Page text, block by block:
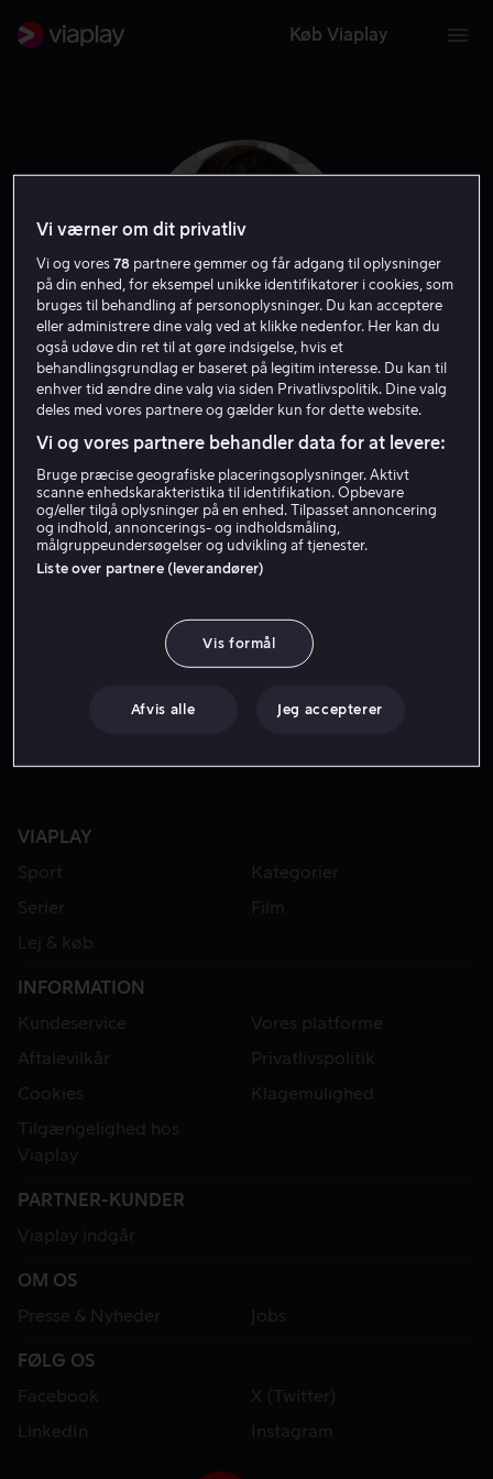
Køb Viaplay
Max Deacon
Skuespiller
VIAPLAY
Sport
Kategorier
Serier
Film
Lej & køb
INFORMATION
Kundeservice
Vores platforme
Aftalevilkår
Privatlivspolitik
Cookies
Klagemulighed
Tilgængelighed hos
Viaplay
PARTNER-KUNDER
Viaplay indgår
OM OS
Presse & Nyheder
Jobs
FØLG OS
Facebook
X (Twitter)
LinkedIn
Instagram
Vi værner om dit privatliv
Vi og vores78 partnere gemmer og får adgang til oplysninger
på din enhed, for eksempel unikke identifikatorer i cookies, som
bruges til behandling af personoplysninger. Du kan acceptere
eller administrere dine valg ved at klikke nedenfor. Her kan du
også udøve din ret til at gøre indsigelse, hvis et
behandlingsgrundlag er baseret på legitim interesse. Du kan til
enhver tid ændre dine valg via siden Privatlivspolitik. Dine valg
deles med vores partnere og gælder kun for dette website.
Vi og vores partnere behandler data for at levere:
Bruge præcise geografiske placeringsoplysninger. Aktivt
scanne enhedskarakteristika til identifikation. Opbevare
og/eller tilgå oplysninger på en enhed. Tilpasset annoncering
og indhold, annoncerings- og indholdsmåling,
målgruppeundersøgelser og udvikling af tjenester.
Liste over partnere (leverandører)
Vis formål
Afvis alle Jeg accepterer